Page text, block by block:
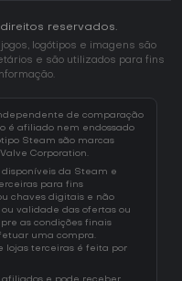
reservados.
logótipos e imagens são
e são utilizados para fins
de comparação
é afiliado nem endossado
Steam são marcas
Corporation.
da Steam e
para fins
chaves digitais e não
validade das ofertas ou
as condições finais
uma compra.
lojas terceiras é feita por